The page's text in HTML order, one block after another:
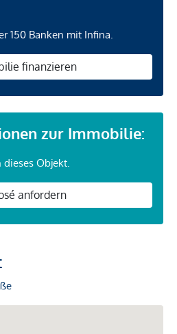
150 Banken mit Infina.
finanzieren
zur Immobilie:
Objekt.
anfordern